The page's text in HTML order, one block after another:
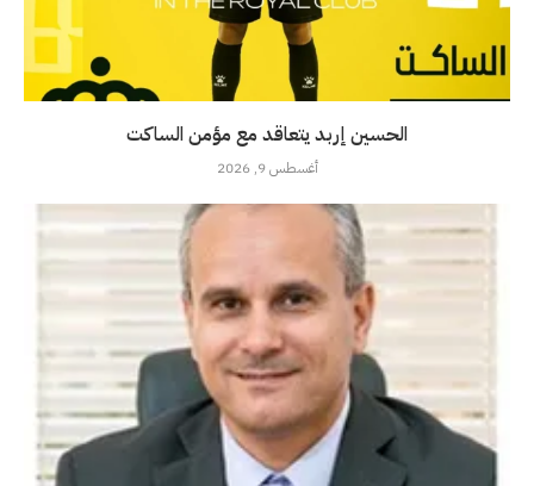
الحسين إربد يتعاقد مع مؤمن الساكت
أغسطس 9, 2026